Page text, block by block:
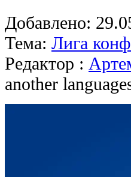
Добавлено:
Тема: Лига
Редактор :
another